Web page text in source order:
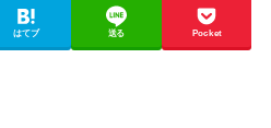
はてブ 送る Pocket